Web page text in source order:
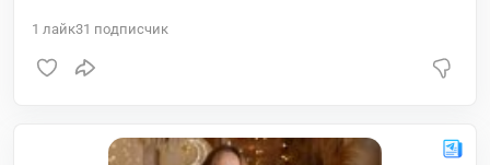
1 лайк31 подписчик